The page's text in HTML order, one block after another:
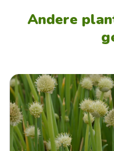
Andere